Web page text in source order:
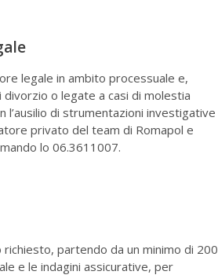
legale in ambito processuale e,
o legate a casi di molestia
di strumentazioni investigative
privato del team di Romapol e
lo 06.3611007.
partendo da un minimo di 200
e le indagini assicurative, per